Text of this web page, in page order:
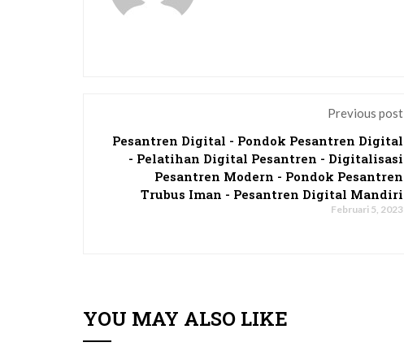
Previous post
Pesantren Digital - Pondok Pesantren Digital
- Pelatihan Digital Pesantren - Digitalisasi
Pesantren Modern - Pondok Pesantren
Trubus Iman - Pesantren Digital Mandiri
Februari 5, 2023
YOU MAY ALSO LIKE